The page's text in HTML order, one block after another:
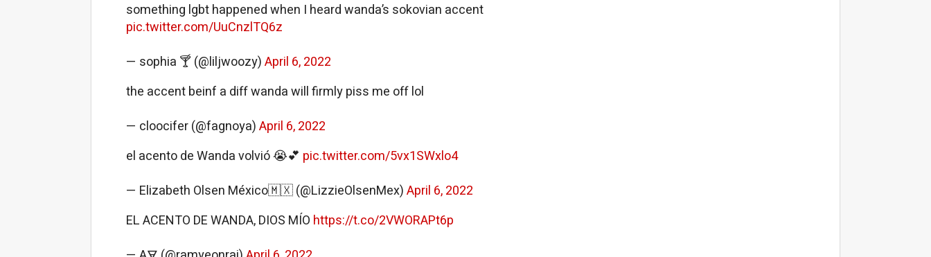
something lgbt happened when I heard wanda’s sokovian accent
pic.twitter.com/UuCnzlTQ6z
— sophia 🍸 (@liljwoozy)April 6, 2022
the accent beinf a diff wanda will firmly piss me off lol
— cloocifer (@fagnoya)April 6, 2022
el acento de Wanda volvió 😭💕 pic.twitter.com/5vx1SWxlo4
— Elizabeth Olsen México🇲🇽 (@LizzieOlsenMex)April 6, 2022
EL ACENTO DE WANDA, DIOS MÍO https://t.co/2VWORAPt6p